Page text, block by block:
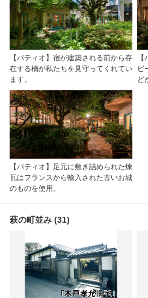
【パティオ】宿が建築される前から存
在する楠が私たちを見守ってくれてい
ます。
ビ
ど
【パティオ】足元に敷き詰められた煉
瓦はフランスから輸入された古いお城
のものを使用。
萩の町並み (31)